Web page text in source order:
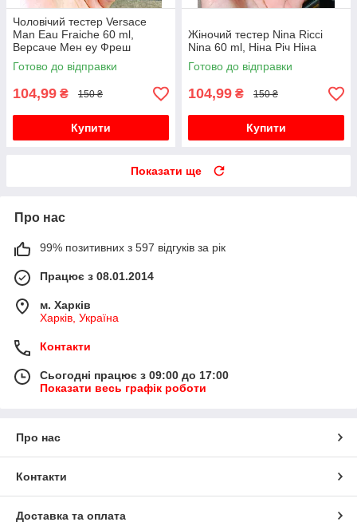
Чоловічий тестер Versace
Man Eau Fraiche 60 ml,
Версаче Мен еу Фреш
Готово до відправки
104,99 ₴ 150 ₴
Купити
Жіночий тестер Nina Ricci
Nina 60 ml, Ніна Річ Ніна
Готово до відправки
104,99 ₴ 150 ₴
Купити
Показати ще
Про нас
99% позитивних з 597 відгуків за рік
Працює з 08.01.2014
м. Харків
Харків, Україна
Контакти
Сьогодні працює з 09:00 до 17:00
Показати весь графік роботи
Про нас
Контакти
Доставка та оплата